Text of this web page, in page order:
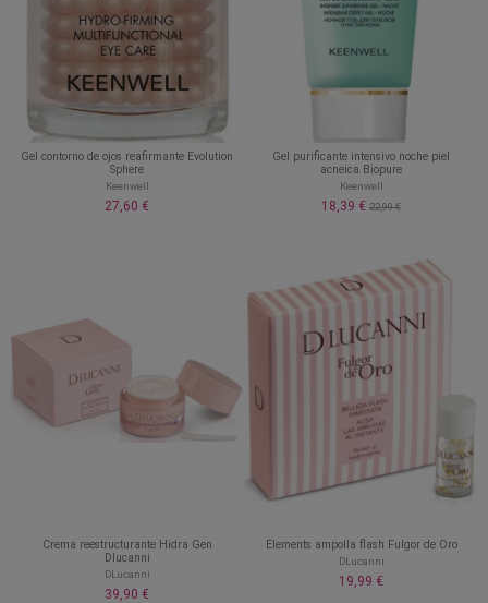
Gel contorno de ojos reafirmante Evolution
Sphere
Keenwell
27,60 €
Gel purificante intensivo noche piel
acneica Biopure
Keenwell
18,39 € 22,99 €
Crema reestructurante Hidra Gen
Dlucanni
DLucanni
39,90 €
Elements ampolla flash Fulgor de Oro
DLucanni
19,99 €